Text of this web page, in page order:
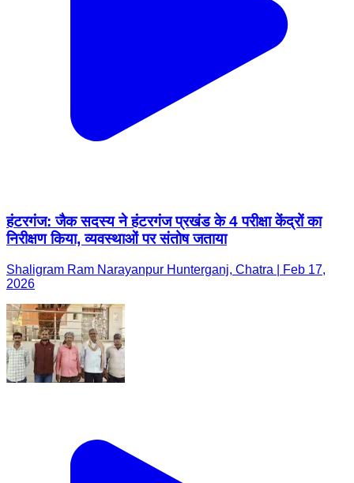
हंटरगंज: जैक सदस्य ने हंटरगंज प्रखंड के 4 परीक्षा केंद्रों का
निरीक्षण किया, व्यवस्थाओं पर संतोष जताया
Shaligram Ram Narayanpur Hunterganj, Chatra | Feb 17,
2026